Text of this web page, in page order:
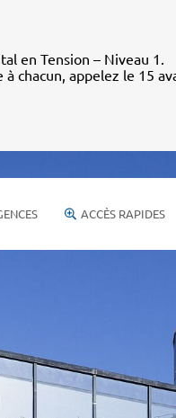
en Tension – Niveau 1.
chacun, appelez le 15
ACCÈS RAPIDES